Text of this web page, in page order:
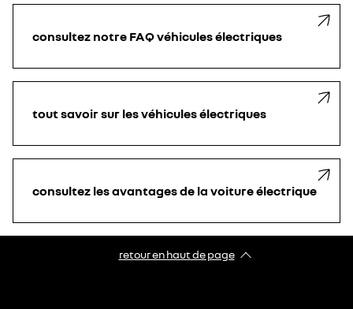
consultez notre FAQ véhicules électriques
tout savoir sur les véhicules électriques
consultez les avantages de la voiture électrique
retour en haut de page​